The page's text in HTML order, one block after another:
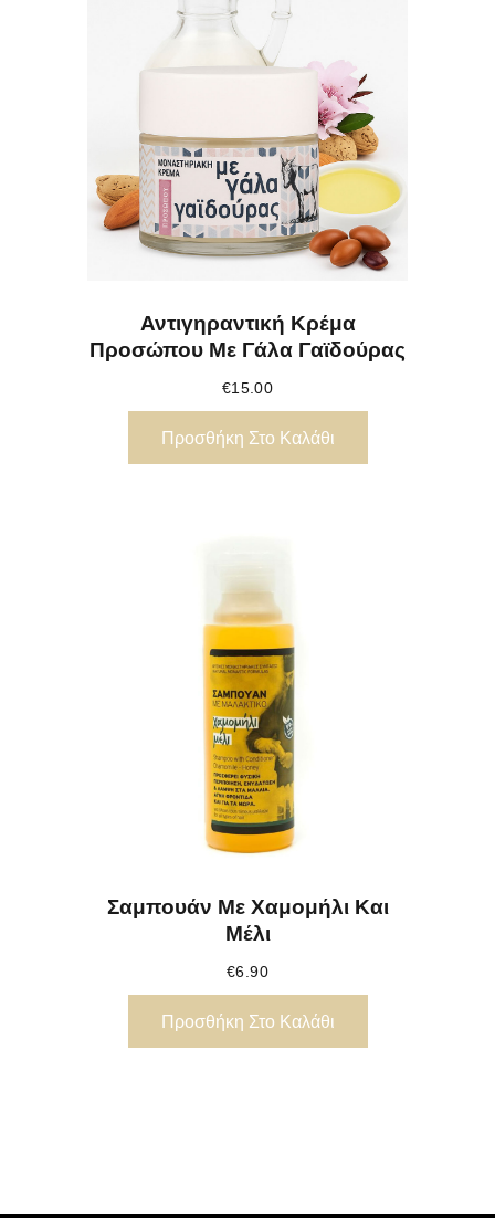
Αντιγηραντική Κρέμα
Προσώπου Με Γάλα Γαϊδούρας
€15.00
Προσθήκη Στο Καλάθι
Σαμπουάν Με Χαμομήλι Και
Μέλι
€6.90
Προσθήκη Στο Καλάθι